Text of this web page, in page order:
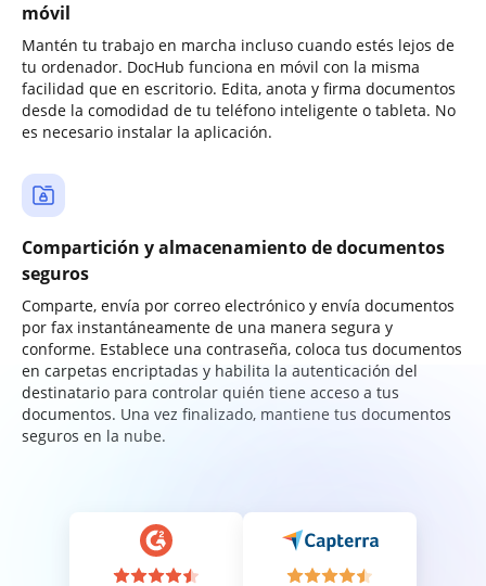
móvil
Mantén tu trabajo en marcha incluso cuando estés lejos de
tu ordenador. DocHub funciona en móvil con la misma
facilidad que en escritorio. Edita, anota y firma documentos
desde la comodidad de tu teléfono inteligente o tableta. No
es necesario instalar la aplicación.
Compartición y almacenamiento de documentos
seguros
Comparte, envía por correo electrónico y envía documentos
por fax instantáneamente de una manera segura y
conforme. Establece una contraseña, coloca tus documentos
en carpetas encriptadas y habilita la autenticación del
destinatario para controlar quién tiene acceso a tus
documentos. Una vez finalizado, mantiene tus documentos
seguros en la nube.